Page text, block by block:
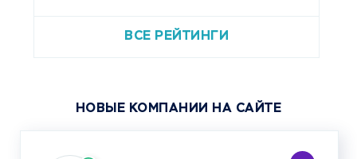
ВСЕ РЕЙТИНГИ
НОВЫЕ КОМПАНИИ НА САЙТЕ